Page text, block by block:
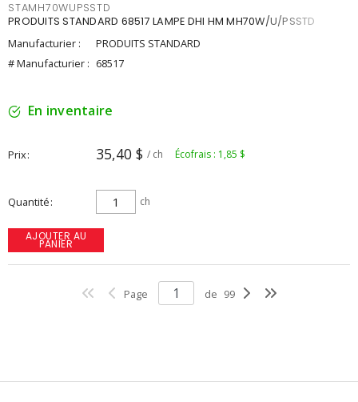
STAMH70WUPSSTD
PRODUITS STANDARD 68517 LAMPE DHI HM MH70W/U/PSSTD
Manufacturier :
PRODUITS STANDARD
# Manufacturier : 68517
En inventaire
Prix 35,40 $ / ch Écofrais : 1,85 $
Quantité ch
AJOUTER AU
PANIER
Page de 99